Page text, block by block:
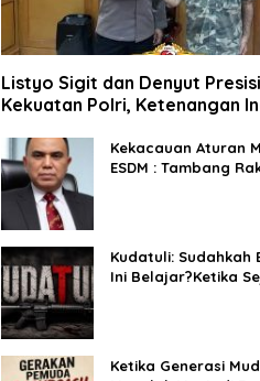
Listyo Sigit dan Denyut
Kekuatan Polri, Ketenangan
Kekacauan Aturan
ESDM : Tambang
Kudatuli: Sudahkah
Ini Belajar?Ketika
Ketika Generasi